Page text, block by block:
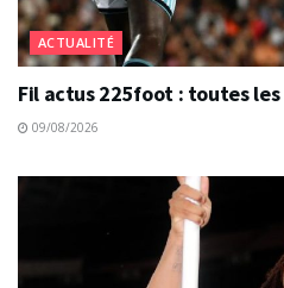
ACTUALITÉ
Fil actus 225foot : toutes
09/08/2026